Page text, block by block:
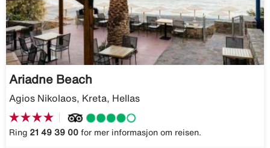
Ariadne Beach
Agios Nikolaos, Kreta, Hellas
Ring 21 49 39 00 for mer informasjon om reisen.